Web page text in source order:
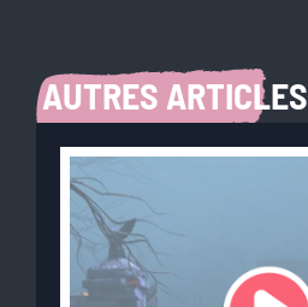
AUTRES ARTICLES